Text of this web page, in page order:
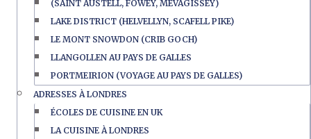
(SAINT AUSTELL, FOWEY, MEVAGISSEY)
LAKE DISTRICT (HELVELLYN, SCAFELL PIKE)
LE MONT SNOWDON (CRIB GOCH)
LLANGOLLEN AU PAYS DE GALLES
PORTMEIRION (VOYAGE AU PAYS DE GALLES)
ADRESSES À LONDRES
ÉCOLES DE CUISINE EN UK
LA CUISINE À LONDRES